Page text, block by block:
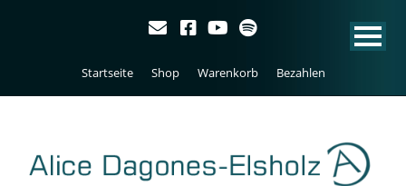
Startseite Shop Warenkorb Bezahlen